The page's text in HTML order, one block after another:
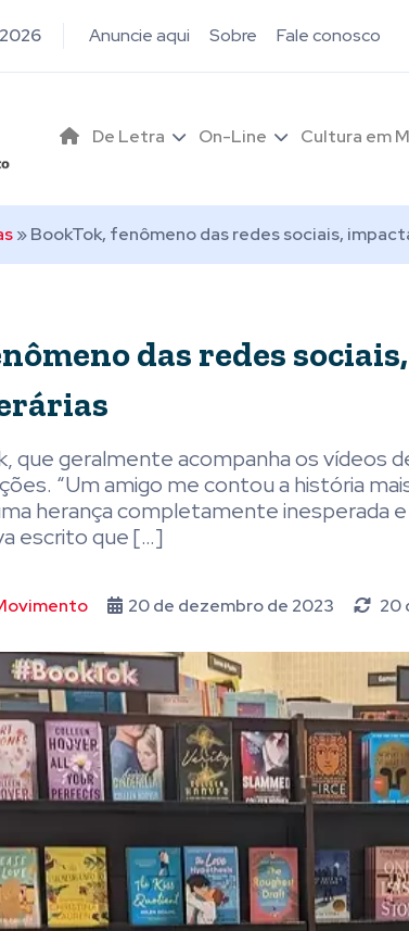
Anuncie aqui Sobre Fale conosco
De Letra On-Line Cultura em
»BookTok, fenômeno das redes sociais,
das redes
que geralmente acompanha os vídeos
“Um amigo me contou a história
herança completamente inesperada
escrito que […]
20 de dezembro de 2023 20